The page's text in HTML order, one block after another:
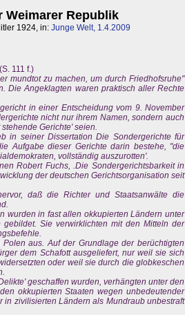
Weimarer Republik
1924, in: Junge Welt, 1.4.2009
111 f.)
mundtot zu machen, um durch Friedhofsruhe"
Die Angeklagten waren praktisch aller Rechte
in einer Entscheidung vom 9. November
nicht nur ihrem Namen, sondern auch
Gerichte' seien.
in seiner Dissertation Die Sondergerichte für
Aufgabe dieser Gerichte darin bestehe, "die
vollständig auszurotten'.
Robert Fuchs, .Die Sondergerichtsbarkeit in
der deutschen Gerichtsorganisation seit
daß die Richter und Staatsanwälte die
wurden in fast allen okkupierten Ländern unter
Sie verwirklichten mit den Mitteln der
aus. Auf der Grundlage der berüchtigten
dem Schafott ausgeliefert, nur weil sie sich
oder weil sie durch die globkeschen
geschaffen wurden, verhängten unter den
okkupierten Staaten wegen unbedeutender
in zivilisierten Ländern als Mundraub unbestraft